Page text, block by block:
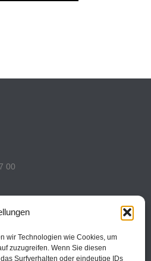
wir Technologien wie Cookies, um
zuzugreifen. Wenn Sie diesen
Surfverhalten oder eindeutige IDs
00
7